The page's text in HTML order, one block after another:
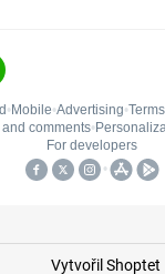
Vytvořil Shoptet